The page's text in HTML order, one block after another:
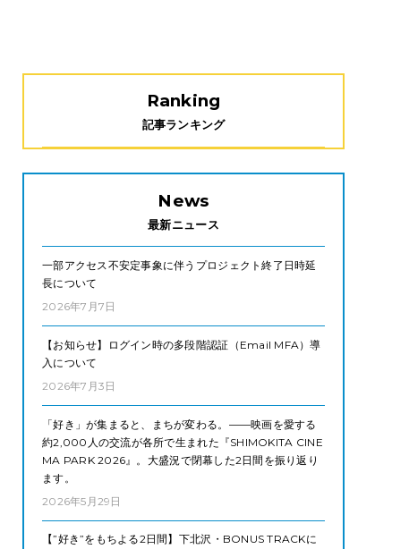
Ranking
記事ランキング
News
最新ニュース
一部アクセス不安定事象に伴うプロジェクト終了日時延
長について
2026年7月7日
【お知らせ】ログイン時の多段階認証（Email MFA）導
入について
2026年7月3日
「好き」が集まると、まちが変わる。——映画を愛する
約2,000人の交流が各所で生まれた『SHIMOKITA CINE
MA PARK 2026』。大盛況で閉幕した2日間を振り返り
ます。
2026年5月29日
【”好き”をもちよる2日間】下北沢・BONUS TRACKに